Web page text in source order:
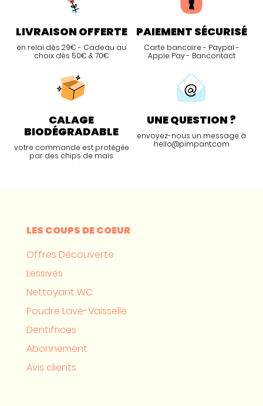
LIVRAISON OFFERTE
en relai dès 29€ - Cadeau au
choix dès 50€ & 70€
PAIEMENT SÉCURISÉ
Carte bancaire - Paypal -
Apple Pay - Bancontact
CALAGE
BIODÉGRADABLE
votre commande est protégée
par des chips de maïs
UNE QUESTION ?
envoyez-nous un message à
hello@pimpant.com
LES COUPS DE COEUR
Offres Découverte
Lessives
Nettoyant WC
Poudre Lave-Vaisselle
Dentifrices
Abonnement
Avis clients